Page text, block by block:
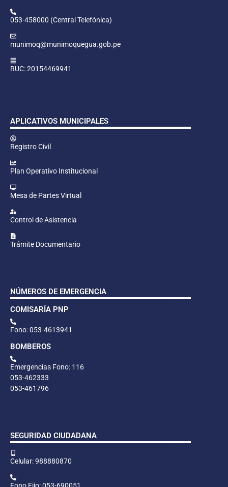
053-458000 (Central Telefónica)
munimoq@munimoquegua.gob.pe
RUC: 20154469941
APLICATIVOS MUNICIPALES
Registro Civil
Plan Operativo Institucional
Mesa de Partes Virtual
Control de Asistencia
Trámite Documentario
NÚMEROS DE EMERGENCIA
COMISARÍA PNP
Fono: 053-4613941
BOMBEROS
Emergencias Fono: 116
053-462333
053-461796
SEGURIDAD CIUDADANA
Celular: 988880870
Fono Fijo: 053-690051